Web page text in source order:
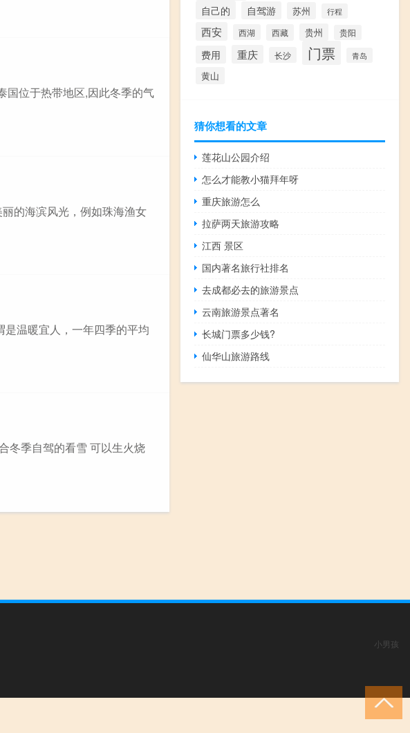
国位于热带地区,因此冬季的气
的海滨风光，例如珠海渔女
温暖宜人，一年四季的平均
冬季自驾的看雪 可以生火烧
自己的 自驾游 苏州 行程
西安 西湖 西藏 贵州 贵阳
费用 重庆 长沙 门票 青岛
黄山
猜你想看的文章
莲花山公园介绍
怎么才能教小猫拜年呀
重庆旅游怎么
拉萨两天旅游攻略
江西 景区
国内著名旅行社排名
去成都必去的旅游景点
云南旅游景点著名
长城门票多少钱?
仙华山旅游路线
小男孩